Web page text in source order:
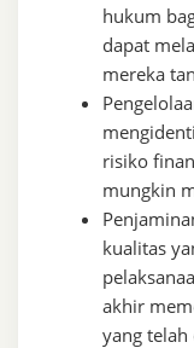
hukum
dapat
mereka
risiko
mungkin
kualitas
akhir
yang telah